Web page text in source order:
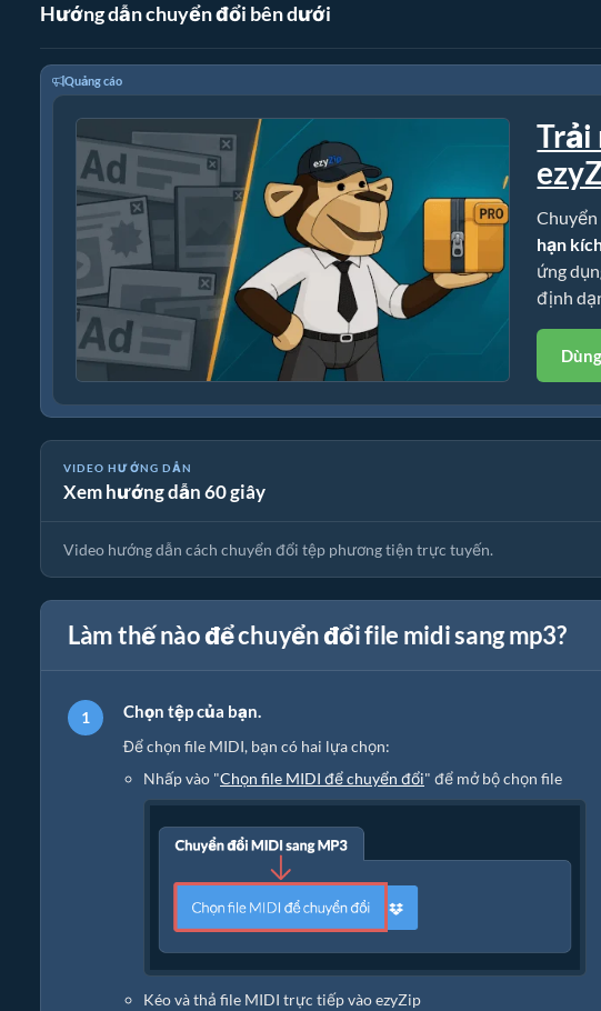
Hướng dẫn chuyển đổi bên dưới
Quảng cáo
Trải
hạn
ứng
định
VIDEO HƯỚNG DẪN
Xem hướng dẫn 60 giây
🎵 Cách Chuyển Đổi Phương Tiện Trực Tuyến Miễn Phí
Video hướng dẫn cách chuyển đổi tệp phương tiện trực tuyến.
Làm thế nào để chuyển đổi file midi sang mp3?
Chọn tệp của bạn.
Để chọn file MIDI, bạn có hai lựa chọn:
Nhấp vào "Chọn file MIDI để chuyển đổi" để mở bộ chọn file
Kéo và thả file MIDI trực tiếp vào ezyZip